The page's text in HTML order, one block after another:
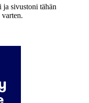
ja sivustoni tähän
varten.